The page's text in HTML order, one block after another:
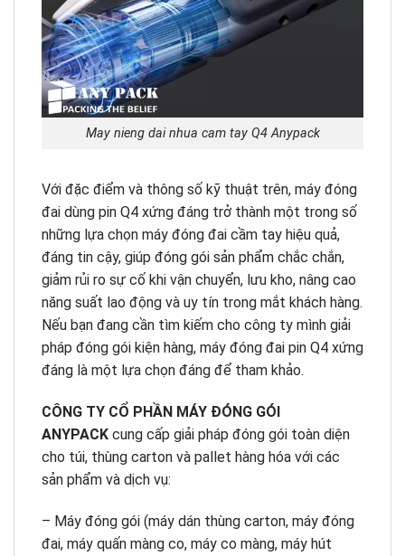
May nieng dai nhua cam tay Q4 Anypack
Với đặc điểm và thông số kỹ thuật trên, máy đóng
đai dùng pin Q4 xứng đáng trở thành một trong số
những lựa chọn máy đóng đai cầm tay hiệu quả,
đáng tin cậy, giúp đóng gói sản phẩm chắc chắn,
giảm rủi ro sự cố khi vận chuyển, lưu kho, nâng cao
năng suất lao động và uy tín trong mắt khách hàng.
Nếu bạn đang cần tìm kiếm cho công ty mình giải
pháp đóng gói kiện hàng, máy đóng đai pin Q4 xứng
đáng là một lựa chọn đáng để tham khảo.
CÔNG TY CỔ PHẦN MÁY ĐÓNG GÓI
ANYPACK cung cấp giải pháp đóng gói toàn diện
cho túi, thùng carton và pallet hàng hóa với các
sản phẩm và dịch vụ:
– Máy đóng gói (máy dán thùng carton, máy đóng
đai, máy quấn màng co, máy co màng, máy hút